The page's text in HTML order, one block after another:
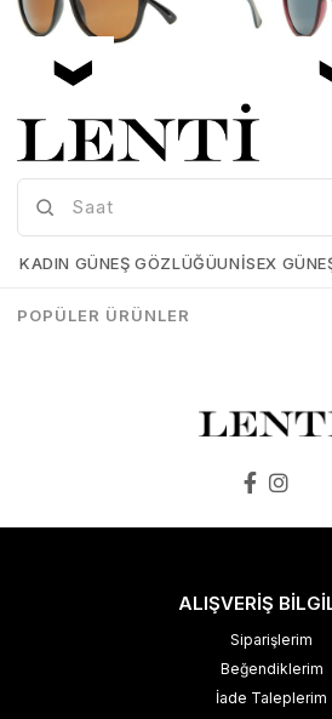
Mia-Maria-OF127-C2-56 Mia-
ALIŞVERİŞ
Siparişlerim
Beğendiklerim
İade Taleplerim
KADIN GÜNEŞ GÖZLÜĞÜUNISEX
POPÜLER ÜRÜNLER